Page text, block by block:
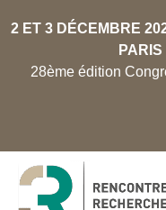
2 ET 3 DÉCEMBRE
28ème édition